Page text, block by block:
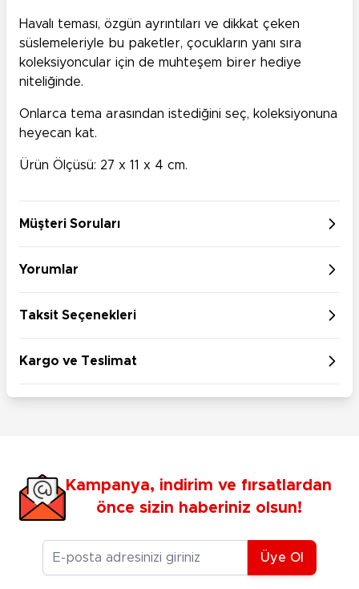
Havalı teması, özgün ayrıntıları ve dikkat çeken
süslemeleriyle bu paketler, çocukların yanı sıra
koleksiyoncular için de muhteşem birer hediye
niteliğinde.
Onlarca tema arasından istediğini seç, koleksiyonuna
heyecan kat.
Ürün Ölçüsü: 27 x 11 x 4 cm.
Müşteri Soruları
Yorumlar
Taksit Seçenekleri
Kargo ve Teslimat
Kampanya, indirim ve fırsatlardan
önce sizin haberiniz olsun!
E-posta Adresiniz
Üye Ol